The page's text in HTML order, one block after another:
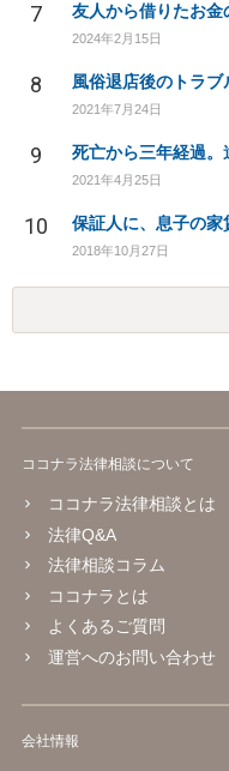
7 友人から借りたお金
2024年2月15日
8 風俗退店後のトラブ
2021年7月24日
9
2021年4月25日
10 保証人に、息子の家
2018年10月27日
ココナラ法律相談について
ココナラ法律相談とは
法律Q&A
法律相談コラム
ココナラとは
よくあるご質問
運営へのお問い合わせ
会社情報